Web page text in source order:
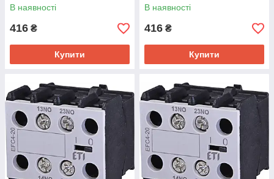
В наявності
416 ₴
Купити
В наявності
416 ₴
Купити